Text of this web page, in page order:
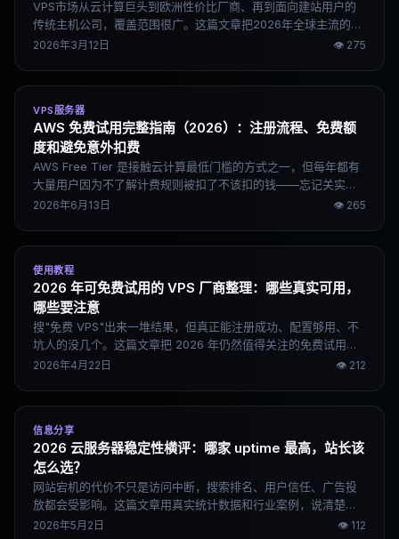
VPS市场从云计算巨头到欧洲性价比厂商、再到面向建站用户的
传统主机公司，覆盖范围很广。这篇文章把2026年全球主流的20
家VPS服务商按梯队整理清楚，帮你快速了解各家定位和适用场
2026年3月12日 👁 275
VPS服务器
AWS 免费试用完整指南（2026）：注册流程、免费额
度和避免意外扣费
AWS Free Tier 是接触云计算最低门槛的方式之一，但每年都有
大量用户因为不了解计费规则被扣了不该扣的钱——忘记关实
例、创建了不在免费范围内的资源、EBS 存储没清理。这篇文章
2026年6月13日 👁 265
使用教程
2026 年可免费试用的 VPS 厂商整理：哪些真实可用，
哪些要注意
搜"免费 VPS"出来一堆结果，但真正能注册成功、配置够用、不
坑人的没几个。这篇文章把 2026 年仍然值得关注的免费试用和
长期免费 VPS 厂商整理出来，区分清楚哪些是真免费、哪些是有
2026年4月22日 👁 212
信息分享
2026 云服务器稳定性横评：哪家 uptime 最高，站长该
怎么选？
网站宕机的代价不只是访问中断，搜索排名、用户信任、广告投
放都会受影响。这篇文章用真实统计数据和行业案例，说清楚
2026 年主流云服务器和 VPS 的稳定性差距在哪里，以及不同规
2026年5月2日 👁 112